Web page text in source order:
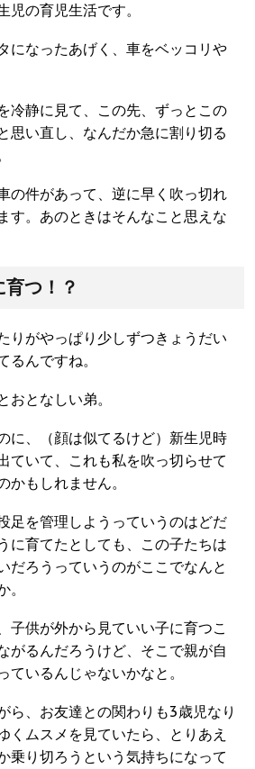
児の育児生活です。
になったあげく、車をベッコリや
冷静に見て、この先、ずっとこの
思い直し、なんだか急に割り切る
の件があって、逆に早く吹っ切れ
す。あのときはそんなこと思えな
つ！？
りがやっぱり少しずつきょうだい
るんですね。
おとなしい弟。
に、（顔は似てるけど）新生児時
ていて、これも私を吹っ切らせて
かもしれません。
足を管理しようっていうのはどだ
に育てたとしても、この子たちは
だろうっていうのがここでなんと
子供が外から見ていい子に育つこ
がるんだろうけど、そこで親が自
ているんじゃないかなと。
ら、お友達との関わりも3歳児なり
くムスメを見ていたら、とりあえ
乗り切ろうという気持ちになって